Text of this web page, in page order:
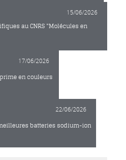
15/06/2026
au CNRS "Molécules en
17/06/2026
en couleurs
22/06/2026
batteries sodium-ion